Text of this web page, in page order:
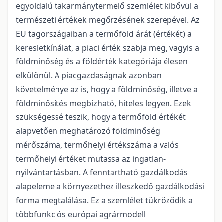
egyoldalú takarmánytermelő szemlélet kibővül a
természeti értékek megőrzésének szerepével. Az
EU tagországaiban a termőföld árát (értékét) a
keresletkínálat, a piaci érték szabja meg, vagyis a
földminőség és a földérték kategóriája élesen
elkülönül. A piacgazdaságnak azonban
követelménye az is, hogy a földminőség, illetve a
földminősítés megbízható, hiteles legyen. Ezek
szükségessé teszik, hogy a termőföld értékét
alapvetően meghatározó földminőség
mérőszáma, termőhelyi értékszáma a valós
termőhelyi értéket mutassa az ingatlan-
nyilvántartásban. A fenntartható gazdálkodás
alapeleme a környezethez illeszkedő gazdálkodási
forma megtalálása. Ez a szemlélet tükröződik a
többfunkciós európai agrármodell